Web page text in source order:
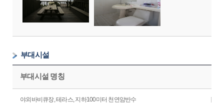
부대시설
부대시설 명칭
야외바비큐장, 테라스, 지하100미터 천연암반수